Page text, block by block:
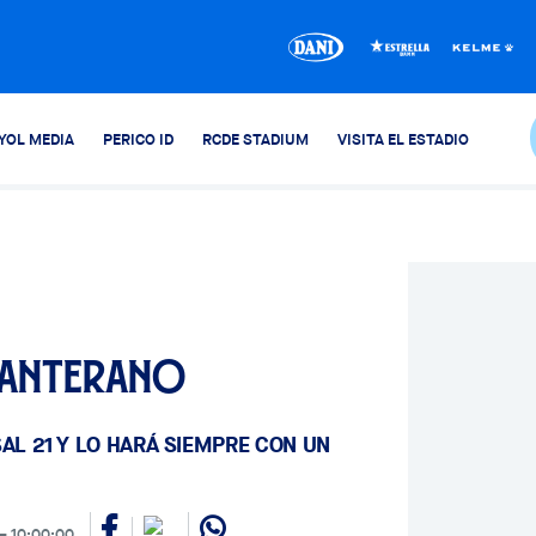
MEDIA PERICO ID RCDE STADIUM VISITA EL ESTADIO
21 Y LO HARÁ SIEMPRE CON UN